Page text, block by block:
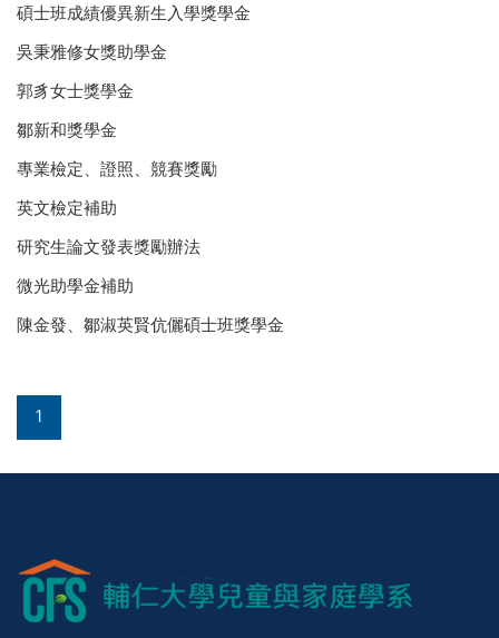
碩士班成績優異新生入學獎學金
吳秉雅修女獎助學金
郭豸女士獎學金
鄒新和獎學金
專業檢定、證照、競賽獎勵
英文檢定補助
研究生論文發表獎勵辦法
微光助學金補助
陳金發、鄒淑英賢伉儷碩士班獎學金
1